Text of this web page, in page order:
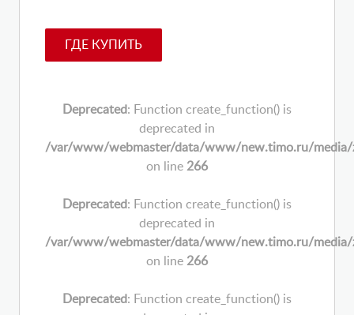
ГДЕ КУПИТЬ
Deprecated: Function create_function() is
deprecated in
/var/www/webmaster/data/www/new.timo.ru/media/
on line 266
Deprecated: Function create_function() is
deprecated in
/var/www/webmaster/data/www/new.timo.ru/media/
on line 266
Deprecated: Function create_function() is